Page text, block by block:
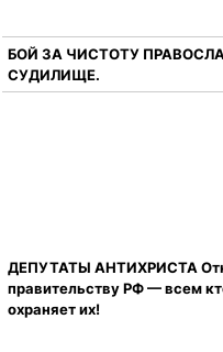
БОЙ ЗА ЧИСТОТУ
СУДИЛИЩЕ.
ДЕПУТАТЫ АНТИХРИСТА
правительству РФ — всем
охраняет их!